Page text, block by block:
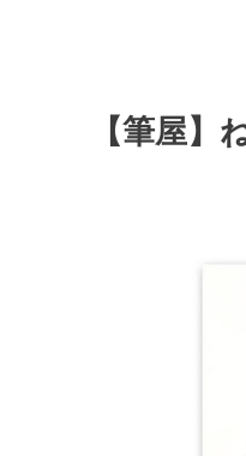
【筆屋】